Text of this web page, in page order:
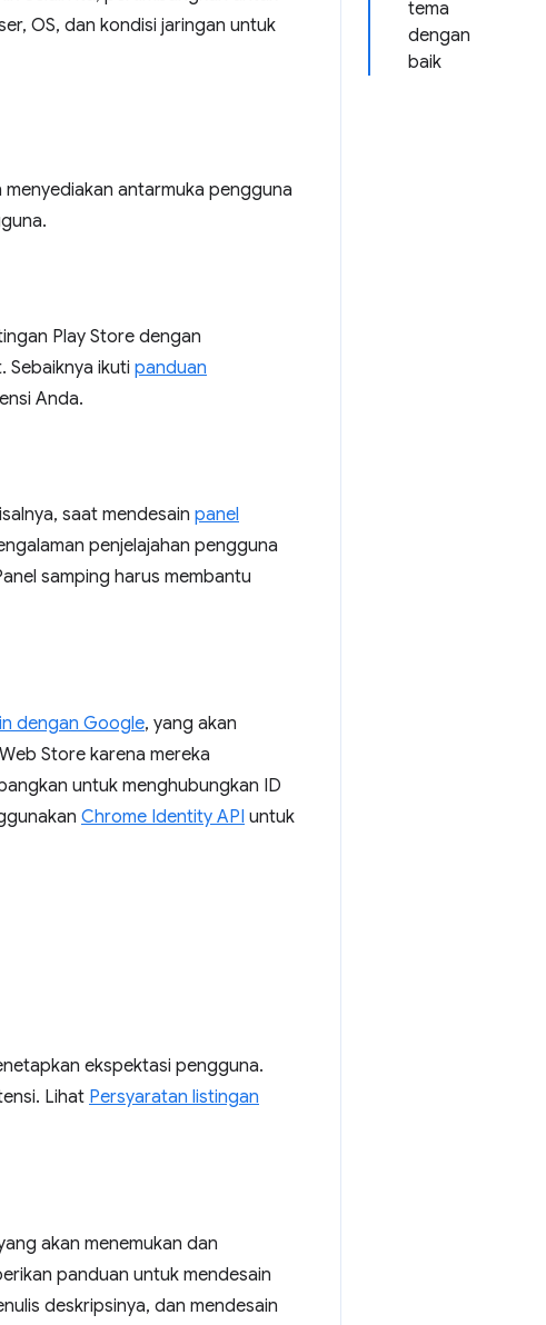
tema
dengan
baik
OS, dan kondisi jaringan untuk
antarmuka pengguna
Play Store dengan
ikuti panduan
Anda.
saat mendesain panel
penjelajahan pengguna
samping harus membantu
dengan Google, yang akan
Store karena mereka
untuk menghubungkan ID
Chrome Identity API untuk
ekspektasi pengguna.
Lihat Persyaratan listingan
akan menemukan dan
panduan untuk mendesain
deskripsinya, dan mendesain